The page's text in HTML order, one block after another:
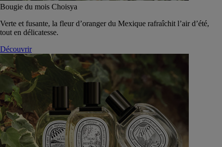
Bougie du mois Choisya
Verte et fusante, la fleur d’oranger du Mexique rafraîchit l’air d’été,
tout en délicatesse.
Découvrir